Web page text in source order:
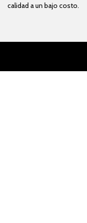
calidad a un bajo costo.